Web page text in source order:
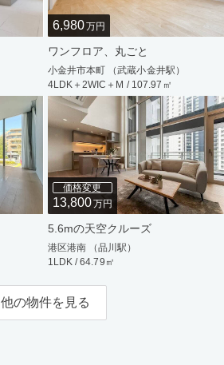
6,980万円
ワンフロア、丸ごと
小金井市本町 （武蔵小金井駅）
4LDK＋2WIC＋M / 107.97㎡
価格変更
13,800万円
5.6mの天空クルーズ
港区港南 （品川駅）
1LDK / 64.79㎡
他の物件を見る